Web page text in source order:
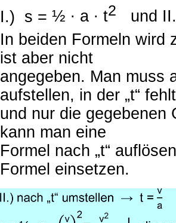
I.) s =½ ∙ a ∙ t2
und
In beiden Formeln wird
ist aber nicht
angegeben. Man muss
aufstellen, in der „t“ fehlt
und nur die gegebenen
kann man eine
Formel nach „t“
Formel einsetzen.